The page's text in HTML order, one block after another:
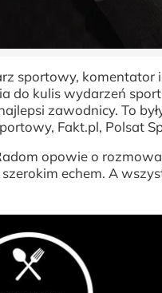
sportowy, komentator
do kulis wydarzeń
zawodnicy. To
Fakt.pl, Polsat
opowie o
echem. A